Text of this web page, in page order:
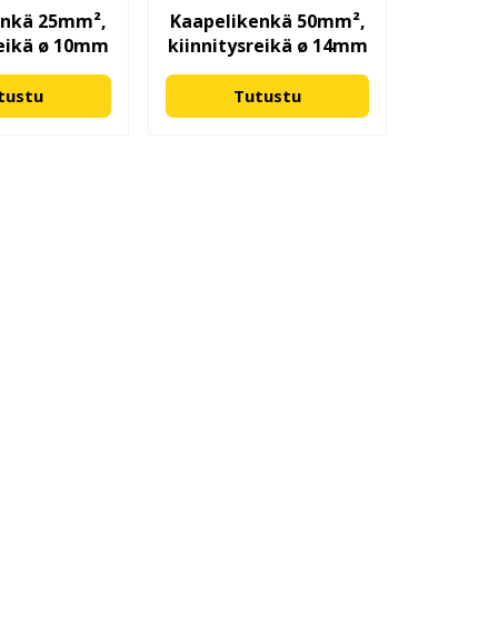
25mm²,
ø 10mm
Kaapelikenkä 50mm²,
kiinnitysreikä ø 14mm
Tutustu